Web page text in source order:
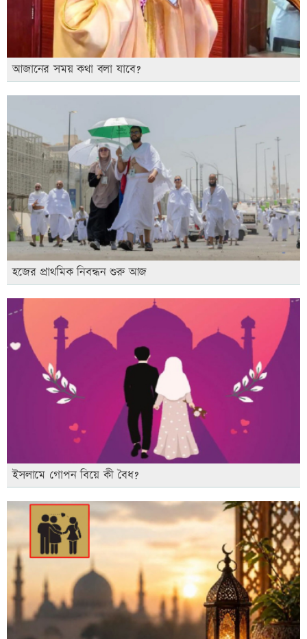
আজানের সময় কথা বলা যাবে?
হজের প্রাথমিক নিবন্ধন শুরু আজ
ইসলামে গোপন বিয়ে কী বৈধ?